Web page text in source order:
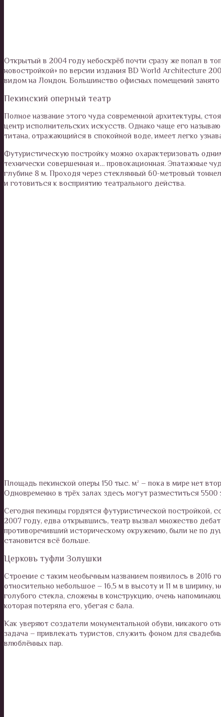
Открытый в 2004 году небоскрёб почти сразу же попал в
новостройкой» по версии издания BD World Architecture
видом на Лондон. Большинство офисных помещений
Пекинский оперный театр
Полное название этого чуда современной архитектуры,
центр исполнительских искусств. Однако чаще его
титана, отражающийся в спокойной воде, имеет легко
Футуристическую постройку можно охарактеризовать
технически совершенная и… провокационная. Эпатажные
глубине 8 м. Проходя через стеклянный 60-метровый
и готовиться к восприятию театрального действа.
Площадь пекинской оперы 150 тыс. м² – пока в мире нет
Одновременно в трёх залах здесь могут разместиться 5500
Сегодня пекинцы гордятся футуристической постройкой,
2007 году, едва открывшись, театр вызвал множество
противоречивший историческому окружению, были не по
становится всё больше.
Церковь туфли Золушки
Строение с таким необычным названием появилось в 2016
относительно небольшое – 16,5 м в высоту и 11 м в
голубого стекла, сложены в конструкцию, очень
которая потеряла его, убегая с бала.
Как уверяют создатели монументальной обуви, никакого
задача – привлекать туристов, служить фоном для
влюблённых пар.